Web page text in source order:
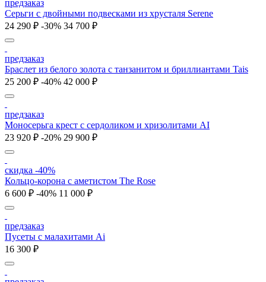
предзаказ
Серьги с двойными подвесками из хрусталя Serene
24 290 ₽ -30% 34 700 ₽
предзаказ
Браслет из белого золота с танзанитом и бриллиантами Tais
25 200 ₽ -40% 42 000 ₽
предзаказ
Моносерьга крест с сердоликом и хризолитами AI
23 920 ₽ -20% 29 900 ₽
скидка -40%
Кольцо-корона с аметистом The Rose
6 600 ₽ -40% 11 000 ₽
предзаказ
Пусеты с малахитами Ai
16 300 ₽